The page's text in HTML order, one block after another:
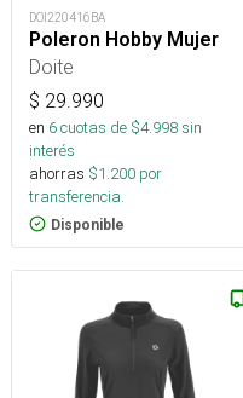
DOI220416BA
Poleron Hobby Mujer
Doite
$ 29.990
en 6cuotas de $4.998sin
interés
ahorras $1.200 por
transferencia.
Disponible